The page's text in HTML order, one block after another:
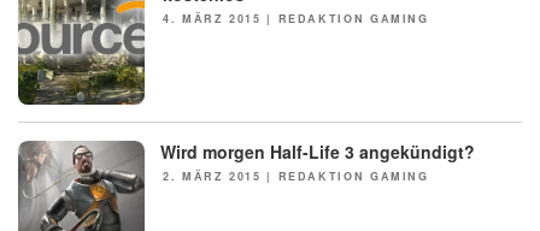
POSTED
4. MÄRZ 2015 | REDAKTION GAMING
NEWS Wird morgen Half-Life 3 angekündigt?
POSTED
2. MÄRZ 2015 | REDAKTION GAMING